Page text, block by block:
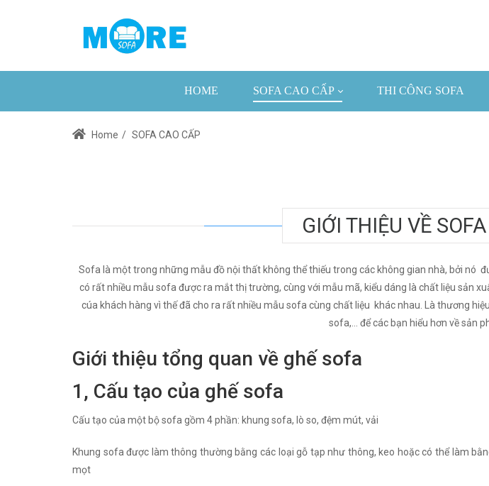
HOME SOFA CAO CẤP THI CÔNG SOFA
Home / SOFA CAO CẤP
GIỚI THIỆU VỀ
Sofa là một trong những mẫu đồ nội thất không thể thiếu trong các không gian nhà, bởi nó
có rất nhiều mẫu sofa được ra mắt thị trường, cùng với mẫu mã, kiểu dáng là chất liệu sản
cúa khách hàng vì thế đã cho ra rất nhiều mẫu sofa cùng chất liệu khác nhau. Là thương
sofa,... để các bạn hiểu hơn về sản
Giới thiệu tổng quan về ghế sofa
1, Cấu tạo của ghế sofa
Cấu tạo của một bộ sofa gồm 4 phần: khung sofa, lò so, đệm mút, vải
Khung sofa được làm thông thường bằng các loại gỗ tạp như thông, keo hoặc có thể làm
mọt